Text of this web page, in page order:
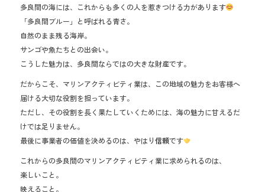
多良間の海には、これからも多くの人を惹きつける力があります
「多良間ブルー」と呼ばれる青さ。
自然のまま残る海岸。
サンゴや魚たちとの出会い。
こうした魅力は、多良間ならではの大きな財産です。
だからこそ、マリンアクティビティ業は、この地域の魅力をお客様へ
届ける大切な役割を担っています。
ただし、その役割を長く果たしていくためには、海の魅力に甘えるだ
けでは足りません。
最後に事業者の価値を決めるのは、やはり信頼です
これからの多良間のマリンアクティビティ業に求められるのは、
楽しいこと。
映えること。